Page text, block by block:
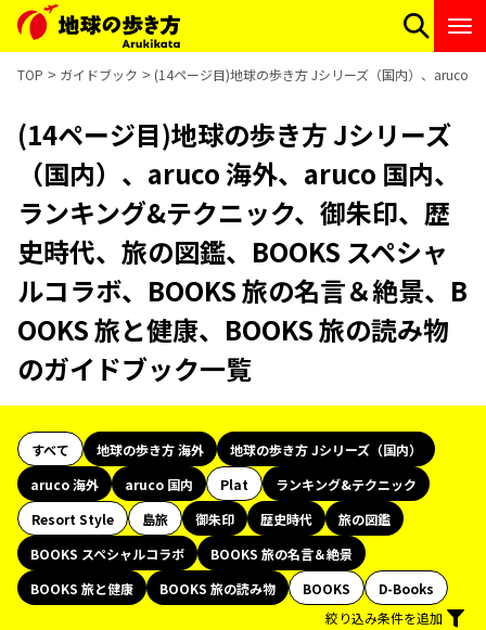
TOP ガイドブック (14ページ目)地球の歩き方 Jシリーズ（国内）、aruco
(14ページ目)地球の歩き方 Jシリーズ
（国内）、aruco 海外、aruco 国内、
ランキング&テクニック、御朱印、歴
史時代、旅の図鑑、BOOKS スペシャ
ルコラボ、BOOKS 旅の名言＆絶景、B
OOKS 旅と健康、BOOKS 旅の読み物
のガイドブック一覧
すべて 地球の歩き方 海外
地球の歩き方 Jシリーズ（国内）
aruco 海外
aruco 国内 Plat
ランキング&テクニック
Resort Style
島旅 御朱印 歴史時代
旅の図鑑
BOOKS スペシャルコラボ
BOOKS 旅の名言＆絶景
BOOKS 旅と健康
BOOKS 旅の読み物 BOOKS
D-Books
絞り込み条件を追加